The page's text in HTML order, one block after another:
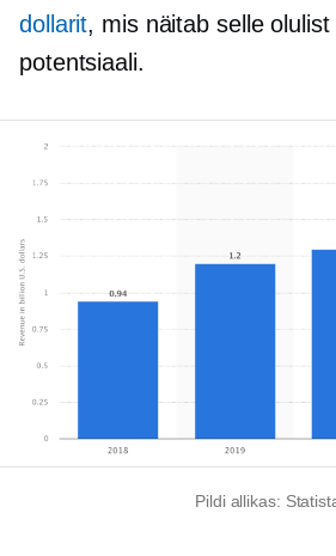
dollarit, mis näitab selle
potentsiaali.
Pildi allikas: